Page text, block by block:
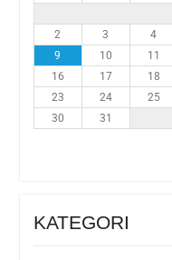
2
3 4
9
10 11
16
17 18
23
24 25
30
31
KATEGORI